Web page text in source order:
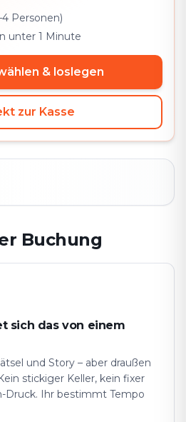
Personen)
unter 1 Minute
& loslegen
zur Kasse
Buchung
sich das von einem
und Story – aber draußen
stickiger Keller, kein fixer
Druck. Ihr bestimmt Tempo